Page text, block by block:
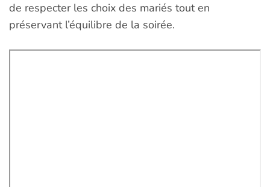
de respecter les choix des mariés tout en
préservant l’équilibre de la soirée.